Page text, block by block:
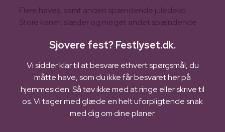
Flere haves, samt anden spændende juledeko.
Store kaner, slæder og meget andet spændende
​Sjovere fest? Festlyset.dk.
Vi sidder klar til at besvare ethvert spørgsmål, du
måtte have, som du ikke får besvaret her på
hjemmesiden. Så tøv ikke med at ringe eller skrive til
os. Vi tager med glæde en helt uforpligtende snak
med dig om dine planer.